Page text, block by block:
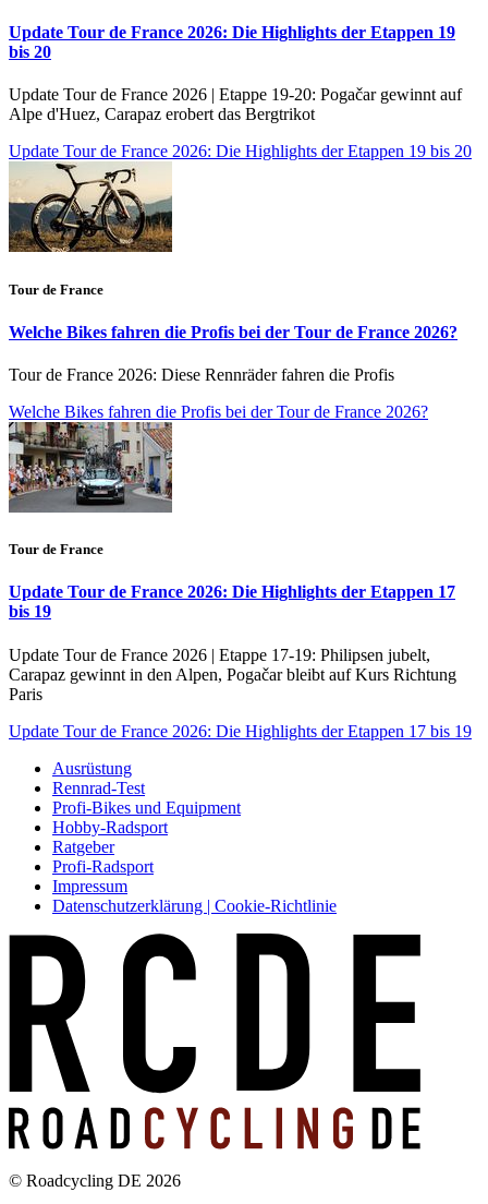
Update Tour de France 2026: Die Highlights der Etappen 19
bis 20
Update Tour de France 2026 | Etappe 19-20: Pogačar gewinnt auf
Alpe d'Huez, Carapaz erobert das Bergtrikot
Update Tour de France 2026: Die Highlights der Etappen 19 bis 20
Tour de France
Welche Bikes fahren die Profis bei der Tour de France 2026?
Tour de France 2026: Diese Rennräder fahren die Profis
Welche Bikes fahren die Profis bei der Tour de France 2026?
Tour de France
Update Tour de France 2026: Die Highlights der Etappen 17
bis 19
Update Tour de France 2026 | Etappe 17-19: Philipsen jubelt,
Carapaz gewinnt in den Alpen, Pogačar bleibt auf Kurs Richtung
Paris
Update Tour de France 2026: Die Highlights der Etappen 17 bis 19
Ausrüstung
Rennrad-Test
Profi-Bikes und Equipment
Hobby-Radsport
Ratgeber
Profi-Radsport
Impressum
Datenschutzerklärung | Cookie-Richtlinie
© Roadcycling DE 2026